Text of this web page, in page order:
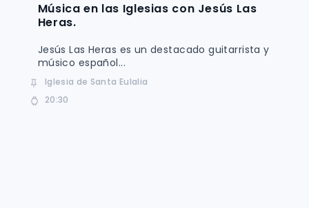
Música en las Iglesias con Jesús Las
Heras.
Jesús Las Heras es un destacado guitarrista y
músico español...
Iglesia de Santa Eulalia
20:30